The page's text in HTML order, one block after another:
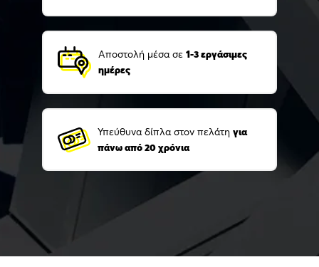
Αποστολή μέσα σε 1-3 εργάσιμες
ημέρες
Υπεύθυνα δίπλα στον πελάτη για
πάνω από 20 χρόνια